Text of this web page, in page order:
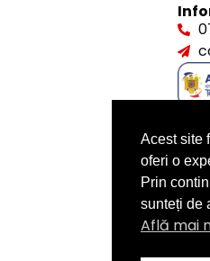
Acest site
oferi o
Prin
sunteți de
Află mai